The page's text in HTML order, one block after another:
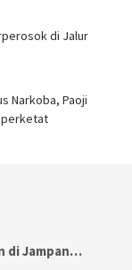
di Jalur
Narkoba, Paoji
di Jampan…